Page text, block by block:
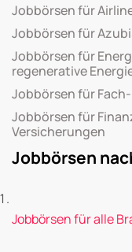
Jobbörsen für
Jobbörsen für
Jobbörsen für
regenerative
Jobbörsen für
Jobbörsen für
Versicherungen
Jobbörsen
Jobbörsen für alle